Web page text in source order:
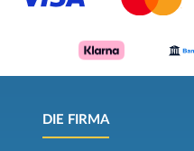
DIE FIRMA